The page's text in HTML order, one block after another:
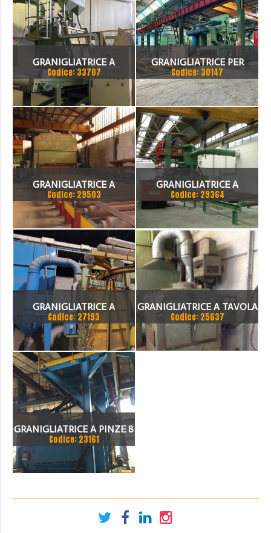
GRANIGLIATRICE A
TAPPETO RAMPANTE IN
GOMMA .CARICA DA 750
KG. 2 TURBINE DA 11 KW.
MARCHIATA CE. COSER
Codice: 33707
GRANIGLIATRICE PER
LAMIERE O.M.S.G. E
CARPENTERIE METALLICHE
Codice: 30147
GRANIGLIATRICE A
PASSAGGIO SU RULLIERA
Codice: 29503
GRANIGLIATRICE A
RULLIERA PROMECO TIPO
TB 360
Codice: 29364
GRANIGLIATRICE A
GRAPPOLO GR 10X15 – 2TR
“USATA-REVISIONATA”
Codice: 27193
GRANIGLIATRICE A TAVOLA
ROTANTE MOD. 1000
Codice: 25637
GRANIGLIATRICE A PINZE 8
TURBINE BOCCA 1500 X
1000MM CON FILTRO
Codice: 23161